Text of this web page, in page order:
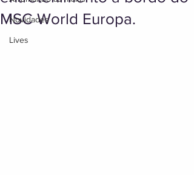
Novidades
Lives
MSC World Europa.